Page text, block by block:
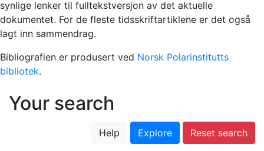
synlige lenker til fulltekstversjon av det aktuelle
dokumentet. For de fleste tidsskriftartiklene er det også
lagt inn sammendrag.
Bibliografien er produsert ved Norsk Polarinstitutts
bibliotek.
Your search
Help Explore Reset search